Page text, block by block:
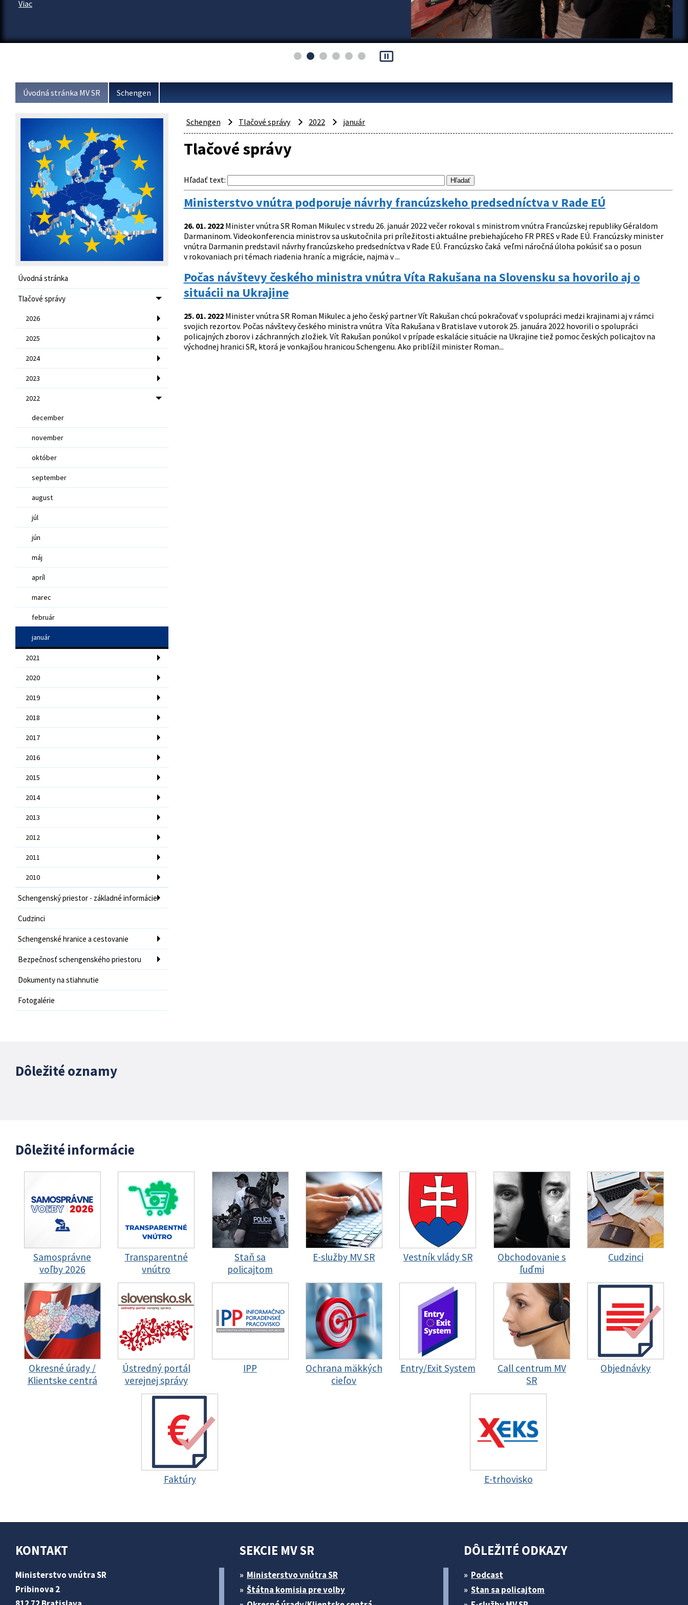
Viac
pause_presentation
Úvodná stránka MV SR Schengen
Úvodná stránka
Tlačové správy
2026
2025
2024
2023
2022
december
november
október
september
august
júl
jún
máj
apríl
marec
február
január
2021
2020
2019
2018
2017
2016
2015
2014
2013
2012
2011
2010
Schengenský priestor - základné informácie
Cudzinci
Schengenské hranice a cestovanie
Bezpečnosť schengenského priestoru
Dokumenty na stiahnutie
Fotogalérie
Schengen Tlačové správy 2022 január
Tlačové správy
Hľadať text:
Ministerstvo vnútra podporuje návrhy francúzskeho predsedníctva v Rade EÚ
26. 01. 2022Minister vnútra SR Roman Mikulec v stredu 26. január 2022 večer rokoval s ministrom vnútra Francúzskej republiky Géraldom
Darmaninom. Videokonferencia ministrov sa uskutočnila pri príležitosti aktuálne prebiehajúceho FR PRES v Rade EÚ. Francúzsky minister
vnútra Darmanin predstavil návrhy francúzskeho predsedníctva v Rade EÚ. Francúzsko čaká veľmi náročná úloha pokúsiť sa o posun
v rokovaniach pri témach riadenia hraníc a migrácie, najmä v ...
Počas návštevy českého ministra vnútra Víta Rakušana na Slovensku sa hovorilo aj o
situácii na Ukrajine
25. 01. 2022Minister vnútra SR Roman Mikulec a jeho český partner Vít Rakušan chcú pokračovať v spolupráci medzi krajinami aj v rámci
svojich rezortov. Počas návštevy českého ministra vnútra Víta Rakušana v Bratislave v utorok 25. januára 2022 hovorili o spolupráci
policajných zborov i záchranných zložiek. Vít Rakušan ponúkol v prípade eskalácie situácie na Ukrajine tiež pomoc českých policajtov na
východnej hranici SR, ktorá je vonkajšou hranicou Schengenu. Ako priblížil minister Roman...
Dôležité oznamy
Dôležité informácie
Samosprávne
voľby 2026
Transparentné
vnútro
Staň sa
policajtom
E-služby MV SR Vestník vlády SR
Obchodovanie s
ľuďmi
Cudzinci
Okresné úrady /
Klientske centrá
Ústredný portál
verejnej správy
IPP
Ochrana mäkkých
cieľov
Entry/Exit System
Call centrum MV
SR
Objednávky
Faktúry E-trhovisko
KONTAKT
Ministerstvo vnútra SR
Pribinova 2
SEKCIE MV SR
Ministerstvo vnútra SR
Štátna komisia pre volby
DÔLEŽITÉ ODKAZY
Podcast
Stan sa policajtom